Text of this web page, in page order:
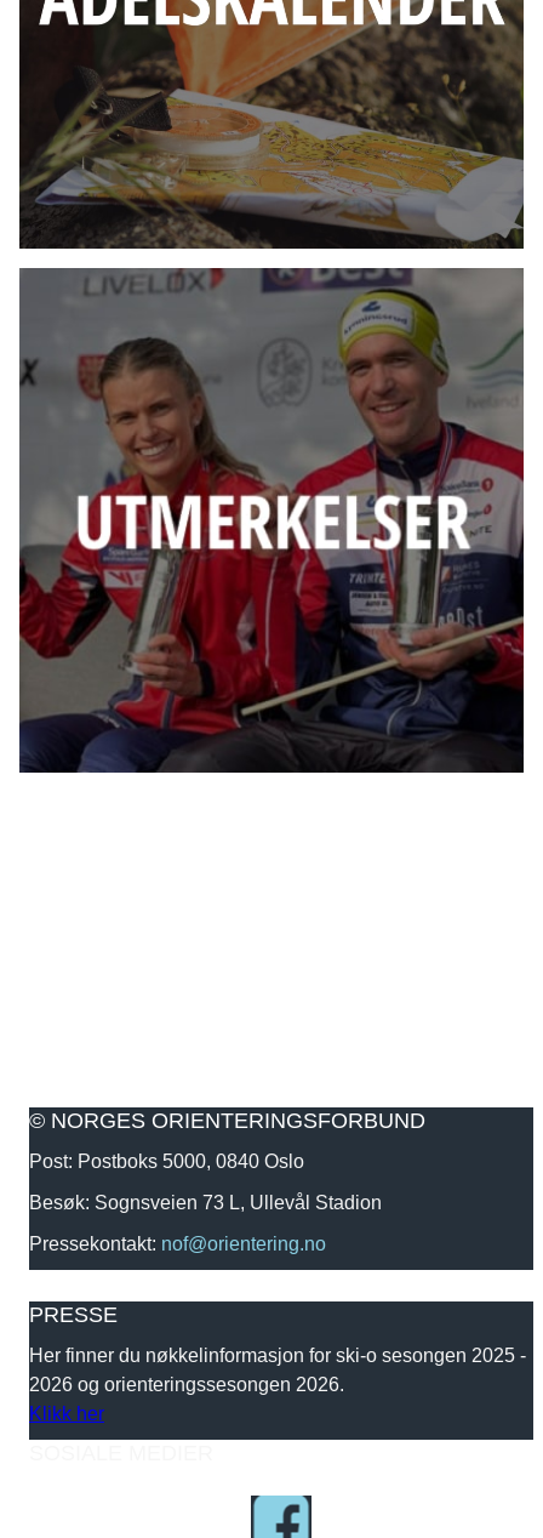
© NORGES ORIENTERINGSFORBUND
Post: Postboks 5000, 0840 Oslo
Besøk: Sognsveien 73 L, Ullevål Stadion
Pressekontakt: nof@orientering.no
PRESSE
Her finner du nøkkelinformasjon for ski-o sesongen 2025 -
2026 og orienteringssesongen 2026.
Klikk her